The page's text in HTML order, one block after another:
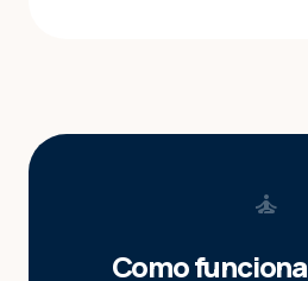
self_improvement
Como